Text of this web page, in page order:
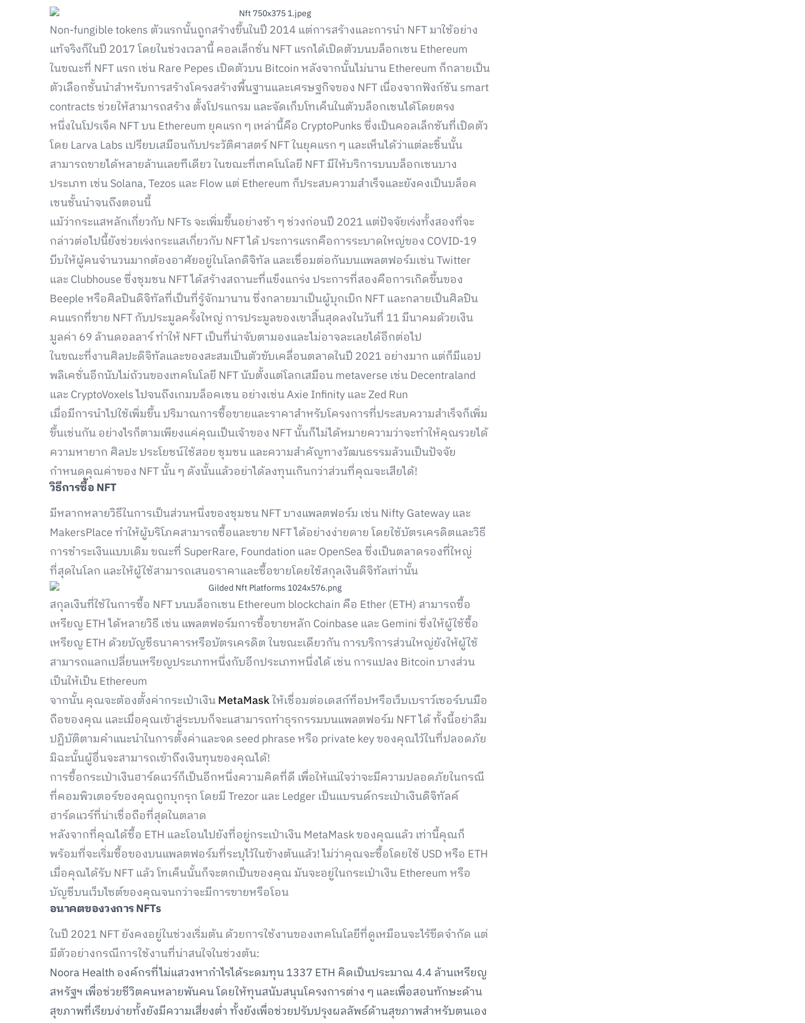
Non-fungible tokens ตัวแรกนั้นถูกสร้างขึ้นในปี 2014 แต่การสร้างและการนำ NFT มาใช้อย่าง
แท้จริงก็ในปี 2017 โดยในช่วงเวลานี้ คอลเล็กชั่น NFT แรกได้เปิดตัวบนบล็อกเชน Ethereum
ในขณะที่ NFT แรก เช่น Rare Pepes เปิดตัวบน Bitcoin หลังจากนั้นไม่นาน Ethereum ก็กลายเป็น
ตัวเลือกชั้นนำสำหรับการสร้างโครงสร้างพื้นฐานและเศรษฐกิจของ NFT เนื่องจากฟังก์ชัน smart
contracts ช่วยให้สามารถสร้าง ตั้งโปรแกรม และจัดเก็บโทเค็นในตัวบล็อกเชนได้โดยตรง
หนึ่งในโปรเจ็ค NFT บน Ethereum ยุคแรก ๆ เหล่านี้คือ CryptoPunks ซึ่งเป็นคอลเล็กชันที่เปิดตัว
โดย Larva Labs เปรียบเสมือนกับประวัติศาสตร์ NFT ในยุคแรก ๆ และเห็นได้ว่าแต่ละชิ้นนั้น
สามารถขายได้หลายล้านเลยทีเดียว ในขณะที่เทคโนโลยี NFT มีให้บริการบนบล็อกเชนบาง
ประเภท เช่น Solana, Tezos และ Flow แต่ Ethereum ก็ประสบความสำเร็จและยังคงเป็นบล็อค
เชนชั้นนำจนถึงตอนนี้
แม้ว่ากระแสหลักเกี่ยวกับ NFTs จะเพิ่มขึ้นอย่างช้า ๆ ช่วงก่อนปี 2021 แต่ปัจจัยเร่งทั้งสองที่จะ
กล่าวต่อไปนี้ยังช่วยเร่งกระแสเกี่ยวกับ NFT ได้ ประการแรกคือการระบาดใหญ่ของ COVID-19
บีบให้ผู้คนจำนวนมากต้องอาศัยอยู่ในโลกดิจิทัล และเชื่อมต่อกันบนแพลตฟอร์มเช่น Twitter
และ Clubhouse ซึ่งชุมชน NFT ได้สร้างสถานะที่แข็งแกร่ง ประการที่สองคือการเกิดขึ้นของ
Beeple หรือศิลปินดิจิทัลที่เป็นที่รู้จักมานาน ซึ่งกลายมาเป็นผู้บุกเบิก NFT และกลายเป็นศิลปิน
คนแรกที่ขาย NFT กับประมูลครั้งใหญ่ การประมูลของเขาสิ้นสุดลงในวันที่ 11 มีนาคมด้วยเงิน
มูลค่า 69 ล้านดอลลาร์ ทำให้ NFT เป็นที่น่าจับตามองและไม่อาจละเลยได้อีกต่อไป
ในขณะที่งานศิลปะดิจิทัลและของสะสมเป็นตัวขับเคลื่อนตลาดในปี 2021 อย่างมาก แต่ก็มีแอป
พลิเคชั่นอีกนับไม่ถ้วนของเทคโนโลยี NFT นับตั้งแต่โลกเสมือน metaverse เช่น Decentraland
และ CryptoVoxels ไปจนถึงเกมบล็อคเชน อย่างเช่น Axie Infinity และ Zed Run
เมื่อมีการนำไปใช้เพิ่มขึ้น ปริมาณการซื้อขายและราคาสำหรับโครงการที่ประสบความสำเร็จก็เพิ่ม
ขึ้นเช่นกัน อย่างไรก็ตามเพียงแค่คุณเป็นเจ้าของ NFT นั้นก็ไม่ได้หมายความว่าจะทำให้คุณรวยได้
ความหายาก ศิลปะ ประโยชน์ใช้สอย ชุมชน และความสำคัญทางวัฒนธรรมล้วนเป็นปัจจัย
กำหนดคุณค่าของ NFT นั้น ๆ ดังนั้นแล้วอย่าได้ลงทุนเกินกว่าส่วนที่คุณจะเสียได้!
วิธีการซื้อ NFT
มีหลากหลายวิธีในการเป็นส่วนหนึ่งของชุมชน NFT บางแพลตฟอร์ม เช่น Nifty Gateway และ
MakersPlace ทำให้ผู้บริโภคสามารถซื้อและขาย NFT ได้อย่างง่ายดาย โดยใช้บัตรเครดิตและวิธี
การชำระเงินแบบเดิม ขณะที่ SuperRare, Foundation และ OpenSea ซึ่งเป็นตลาดรองที่ใหญ่
ที่สุดในโลก และให้ผู้ใช้สามารถเสนอราคาและซื้อขายโดยใช้สกุลเงินดิจิทัลเท่านั้น
สกุลเงินที่ใช้ในการซื้อ NFT บนบล็อกเชน Ethereum blockchain คือ Ether (ETH) สามารถซื้อ
เหรียญ ETH ได้หลายวิธี เช่น แพลตฟอร์มการซื้อขายหลัก Coinbase และ Gemini ซึ่งให้ผู้ใช้ซื้อ
เหรียญ ETH ด้วยบัญชีธนาคารหรือบัตรเครดิต ในขณะเดียวกัน การบริการส่วนใหญ่ยังให้ผู้ใช้
สามารถแลกเปลี่ยนเหรียญประเภทหนึ่งกับอีกประเภทหนึ่งได้ เช่น การแปลง Bitcoin บางส่วน
เป็นให้เป็น Ethereum
จากนั้น คุณจะต้องตั้งค่ากระเป๋าเงินMetaMaskให้เชื่อมต่อเดสก์ท็อปหรือเว็บเบราว์เซอร์บนมือ
ถือของคุณ และเมื่อคุณเข้าสู่ระบบก็จะแสามารถทำธุรกรรมบนแพลตฟอร์ม NFT ได้ ทั้งนี้อย่าลืม
ปฏิบัติตามคำแนะนำในการตั้งค่าและจด seed phrase หรือ private key ของคุณไว้ในที่ปลอดภัย
มิฉะนั้นผู้อื่นจะสามารถเข้าถึงเงินทุนของคุณได้!
การซื้อกระเป๋าเงินฮาร์ดแวร์ก็เป็นอีกหนึ่งความคิดที่ดี เพื่อให้แน่ใจว่าจะมีความปลอดภัยในกรณี
ที่คอมพิวเตอร์ของคุณถูกบุกรุก โดยมี Trezor และ Ledger เป็นแบรนด์กระเป๋าเงินดิจิทัลค์
ฮาร์ดแวร์ที่น่าเชื่อถือที่สุดในตลาด
หลังจากที่คุณได้ซื้อ ETH และโอนไปยังที่อยู่กระเป๋าเงิน MetaMask ของคุณแล้ว เท่านี้คุณก็
พร้อมที่จะเริ่มซื้อของบนแพลตฟอร์มที่ระบุไว้ในข้างต้นแล้ว! ไม่ว่าคุณจะซื้อโดยใช้ USD หรือ ETH
เมื่อคุณได้รับ NFT แล้ว โทเค็นนั้นก็จะตกเป็นของคุณ มันจะอยู่ในกระเป๋าเงิน Ethereum หรือ
บัญชีบนเว็บไซต์ของคุณจนกว่าจะมีการขายหรือโอน
อนาคตของวงการ NFTs
ในปี 2021 NFT ยังคงอยู่ในช่วงเริ่มต้น ด้วยการใช้งานของเทคโนโลยีที่ดูเหมือนจะไร้ขีดจำกัด แต่
มีตัวอย่างกรณีการใช้งานที่น่าสนใจในช่วงต้น:
Noora Health องค์กรที่ไม่แสวงหากำไรได้ระดมทุน 1337 ETH คิดเป็นประมาณ 4.4 ล้านเหรียญ
สหรัฐฯ เพื่อช่วยชีวิตคนหลายพันคน โดยให้ทุนสนับสนุนโครงการต่าง ๆ และเพื่อสอนทักษะด้าน
สุขภาพที่เรียบง่ายทั้งยังมีความเสี่ยงต่ำ ทั้งยังเพื่อช่วยปรับปรุงผลลัพธ์ด้านสุขภาพสำหรับตนเอง